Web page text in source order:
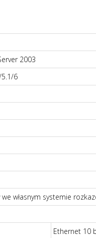
2003
6
własnym systemie
Ethernet 10